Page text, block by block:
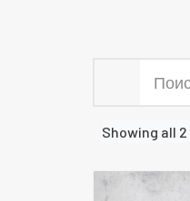
Showing all